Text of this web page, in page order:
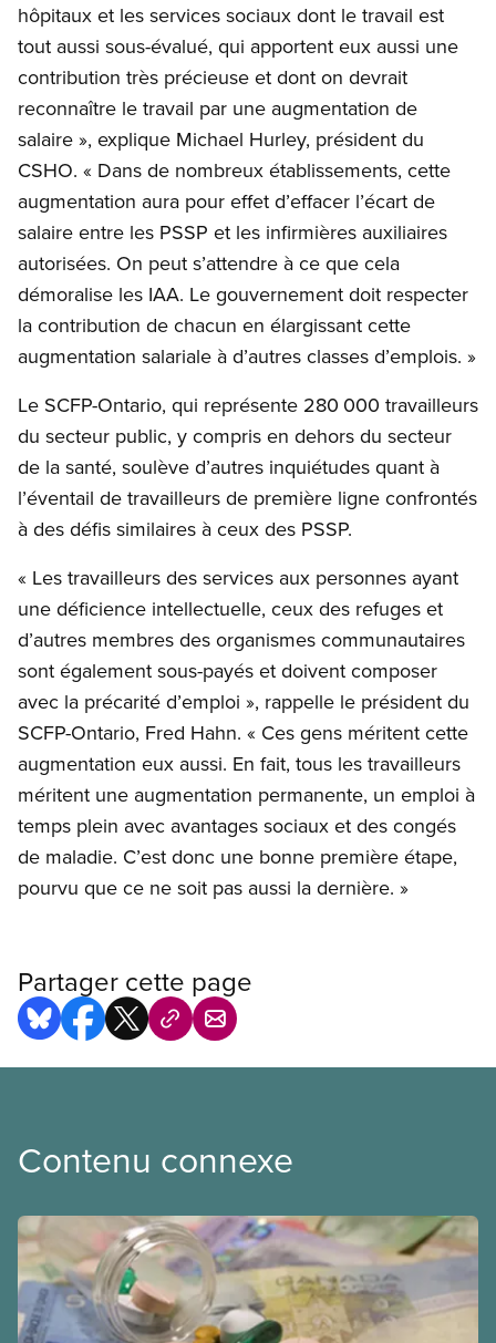
hôpitaux et les services sociaux dont le travail est
tout aussi sous-évalué, qui apportent eux aussi une
contribution très précieuse et dont on devrait
reconnaître le travail par une augmentation de
salaire », explique Michael Hurley, président du
CSHO. « Dans de nombreux établissements, cette
augmentation aura pour effet d’effacer l’écart de
salaire entre les PSSP et les infirmières auxiliaires
autorisées. On peut s’attendre à ce que cela
démoralise les IAA. Le gouvernement doit respecter
la contribution de chacun en élargissant cette
augmentation salariale à d’autres classes d’emplois. »
Le SCFP-Ontario, qui représente 280 000 travailleurs
du secteur public, y compris en dehors du secteur
de la santé, soulève d’autres inquiétudes quant à
l’éventail de travailleurs de première ligne confrontés
à des défis similaires à ceux des PSSP.
« Les travailleurs des services aux personnes ayant
une déficience intellectuelle, ceux des refuges et
d’autres membres des organismes communautaires
sont également sous-payés et doivent composer
avec la précarité d’emploi », rappelle le président du
SCFP-Ontario, Fred Hahn. « Ces gens méritent cette
augmentation eux aussi. En fait, tous les travailleurs
méritent une augmentation permanente, un emploi à
temps plein avec avantages sociaux et des congés
de maladie. C’est donc une bonne première étape,
pourvu que ce ne soit pas aussi la dernière. »
Partager cette page
Contenu connexe